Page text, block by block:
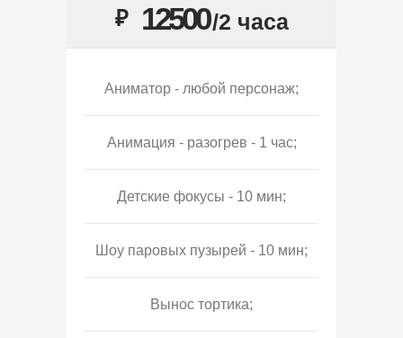
₽ 12500/2 часа
Аниматор - любой персонаж;
Анимация - разогрев - 1 час;
Детские фокусы - 10 мин;
Шоу паровых пузырей - 10 мин;
Вынос тортика;